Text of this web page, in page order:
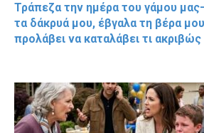
Τράπεζα την ημέρα του γάμου
τα δάκρυά μου, έβγαλα τη βέρα
προλάβει να καταλάβει τι ακριβώς